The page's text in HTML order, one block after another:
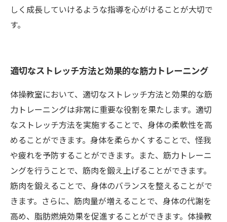
しく成長していけるような指導を心がけることが大切で
す。
適切なストレッチ方法と効果的な筋力トレーニング
体操教室において、適切なストレッチ方法と効果的な筋
力トレーニングは非常に重要な役割を果たします。適切
なストレッチ方法を実施することで、身体の柔軟性を高
めることができます。身体を柔らかくすることで、怪我
や疲れを予防することができます。また、筋力トレーニ
ングを行うことで、筋肉を鍛え上げることができます。
筋肉を鍛えることで、身体のバランスを整えることがで
きます。さらに、筋肉量が増えることで、身体の代謝を
高め、脂肪燃焼効果を促進することができます。体操教